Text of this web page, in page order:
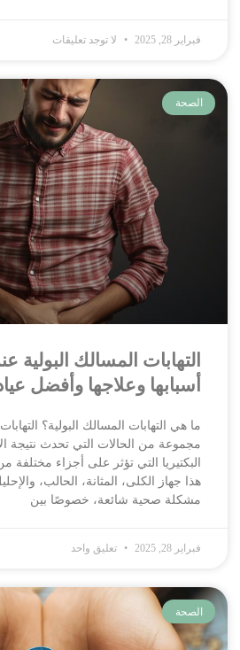
فبراير 28, 2025 لا توجد تعليقات
الصحة
التهابات المسالك البولية
أسبابها وعلاجها وأفضل
ما هي التهابات المسالك البولية؟
مجموعة من الحالات التي تحدث نتيجة
البكتيريا التي تؤثر على أجزاء مختلفة
هذا جهاز الكلى، المثانة، الحالب،
مشكلة صحية شائعة، خصوصًا بين
فبراير 28, 2025 تعليق واحد
الصحة